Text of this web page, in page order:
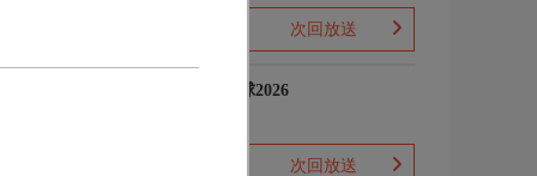
次回放送
プロ野球2026
次回放送